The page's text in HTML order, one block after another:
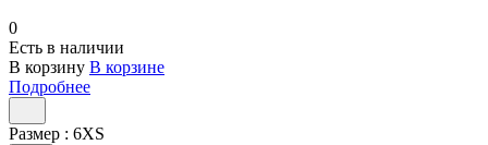
0
Есть в наличии
В корзину В корзине
Подробнее
Размер : 6XS